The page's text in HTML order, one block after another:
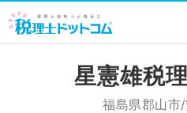
星憲雄税
福島県郡山市